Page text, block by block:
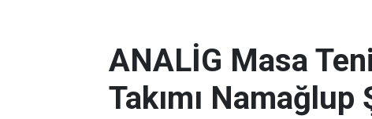
ANALİG Masa
Takımı